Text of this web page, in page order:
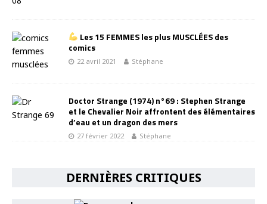
Les 15 FEMMES les plus MUSCLÉES des
comics
22 avril 2021 Stéphane
Doctor Strange (1974) n°69 : Stephen Strange
et le Chevalier Noir affrontent des élémentaires
d’eau et un dragon des mers
27 février 2022 Stéphane
DERNIÈRES CRITIQUES